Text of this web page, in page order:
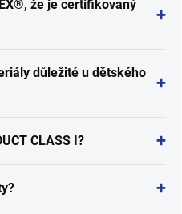
že je certifikovaný
důležité u dětského
CLASS I?